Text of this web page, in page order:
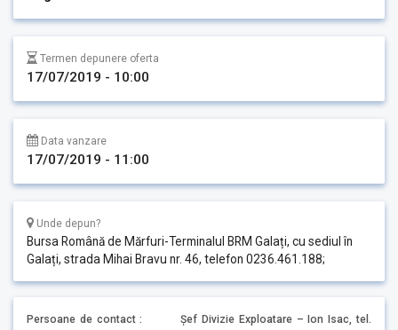
Termen depunere oferta
17/07/2019 - 10:00
Data vanzare
17/07/2019 - 11:00
Unde depun?
Bursa Română de Mărfuri-Terminalul BRM Galați, cu sediul în
Galați, strada Mihai Bravu nr. 46, telefon 0236.461.188;
Persoane de contact : Șef Divizie Exploatare – Ion Isac, tel.